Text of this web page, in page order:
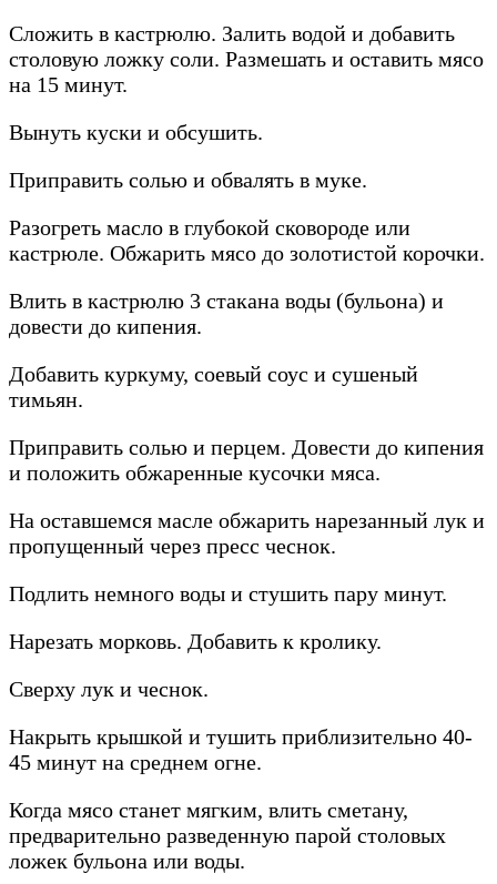
Сложить в кастрюлю. Залить водой и добавить
столовую ложку соли. Размешать и оставить мясо
на 15 минут.
Вынуть куски и обсушить.
Приправить солью и обвалять в муке.
Разогреть масло в глубокой сковороде или
кастрюле. Обжарить мясо до золотистой корочки.
Влить в кастрюлю 3 стакана воды (бульона) и
довести до кипения.
Добавить куркуму, соевый соус и сушеный
тимьян.
Приправить солью и перцем. Довести до кипения
и положить обжаренные кусочки мяса.
На оставшемся масле обжарить нарезанный лук и
пропущенный через пресс чеснок.
Подлить немного воды и стушить пару минут.
Нарезать морковь. Добавить к кролику.
Сверху лук и чеснок.
Накрыть крышкой и тушить приблизительно 40-
45 минут на среднем огне.
Когда мясо станет мягким, влить сметану,
предварительно разведенную парой столовых
ложек бульона или воды.